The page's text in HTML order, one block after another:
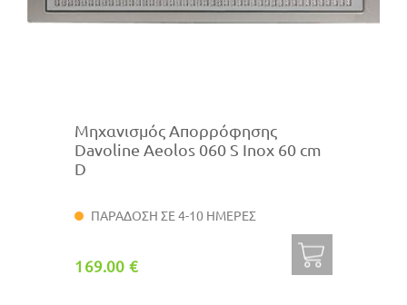
Μηχανισμός Απορρόφησης
Davoline Aeolos 060 S Inox 60 cm
D
ΠΑΡΑΔΟΣΗ ΣΕ 4-10 ΗΜΕΡΕΣ
169.00 €